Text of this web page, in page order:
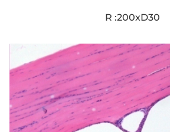
R :200xD30